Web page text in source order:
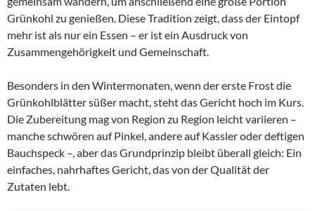
Grünkohl zu genießen. Diese Tradition zeigt, dass der Eintopf
mehr ist als nur ein Essen – er ist ein Ausdruck von
Zusammengehörigkeit und Gemeinschaft.
Besonders in den Wintermonaten, wenn der erste Frost die
Grünkohlblätter süßer macht, steht das Gericht hoch im Kurs.
Die Zubereitung mag von Region zu Region leicht variieren –
manche schwören auf Pinkel, andere auf Kassler oder deftigen
Bauchspeck –, aber das Grundprinzip bleibt überall gleich: Ein
einfaches, nahrhaftes Gericht, das von der Qualität der
Zutaten lebt.